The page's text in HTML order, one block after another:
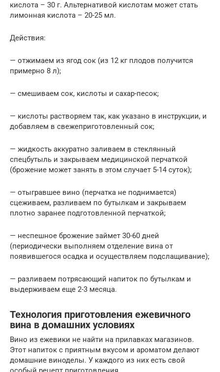
кислота – 30 г. Альтернативой кислотам может стать
лимонная кислота – 20-25 мл.
Действия:
— отжимаем из ягод сок (из 12 кг плодов получится
примерно 8 л);
— смешиваем сок, кислоты и сахар-песок;
— кислоты растворяем так, как указано в инструкции, и
добавляем в свежеприготовленный сок;
— жидкость аккуратно заливаем в стеклянный
спецбутыль и закрываем медицинской перчаткой
(брожение может занять в этом случает 5-14 суток);
— отыгравшее вино (перчатка не поднимается)
сцеживаем, разливаем по бутылкам и закрываем
плотно заранее подготовленной перчаткой;
— неспешное брожение займет 30-60 дней
(периодически выполняем отделение вина от
появившегося осадка и осуществляем подслащивание);
— разливаем потрясающий напиток по бутылкам и
выдерживаем еще 2-3 месяца.
Технология приготовления ежевичного
вина в домашних условиях
Вино из ежевики не найти на прилавках магазинов.
Этот напиток с приятным вкусом и ароматом делают
домашние виноделы. У каждого из них есть свой